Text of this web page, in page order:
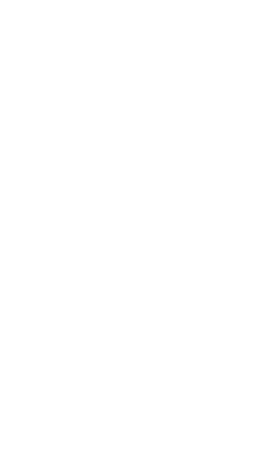
Auf dem
gehen. In
darunter auch
hatten.
Wir
und das kann
alle für einen
hatte.
seine Bahnen.
uns aber
treiben und
unterwegs
als hätten